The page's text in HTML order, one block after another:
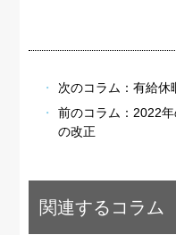
次のコラム： 有給休
前のコラム： 2022
の改正
関連するコラム